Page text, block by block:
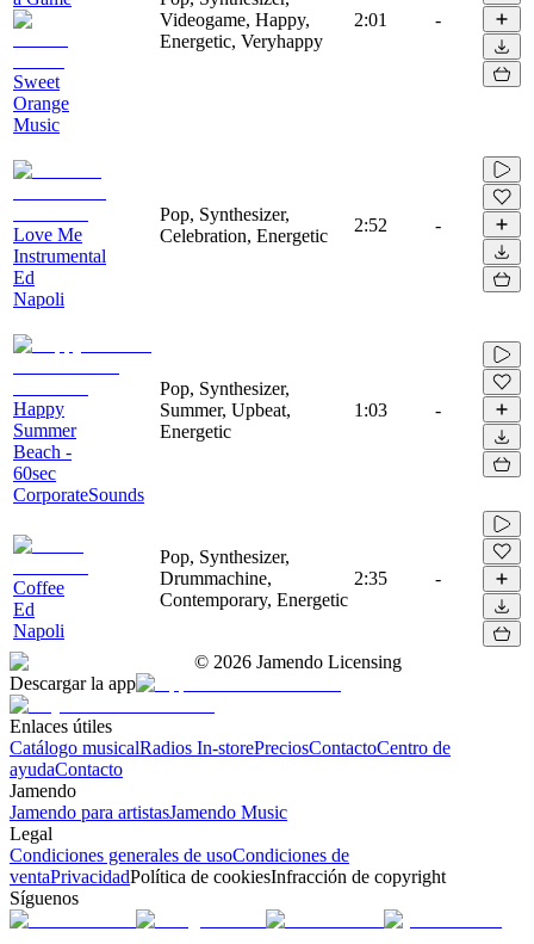
Sweet
Orange
Music
Videogame, Happy,
Energetic, Veryhappy
2:01 -
Love Me
Instrumental
Ed
Napoli
Pop, Synthesizer,
Celebration, Energetic
2:52 -
Happy
Summer
Beach -
60sec
CorporateSounds
Pop, Synthesizer,
Summer, Upbeat,
Energetic
1:03 -
Coffee
Ed
Napoli
Pop, Synthesizer,
Drummachine,
Contemporary, Energetic
2:35 -
© 2026 Jamendo Licensing
Descargar la app
Enlaces útiles
Catálogo musicalRadios In-storePreciosContactoCentro de
ayudaContacto
Jamendo
Jamendo para artistasJamendo Music
Legal
Condiciones generales de usoCondiciones de
ventaPrivacidadPolítica de cookiesInfracción de copyright
Síguenos